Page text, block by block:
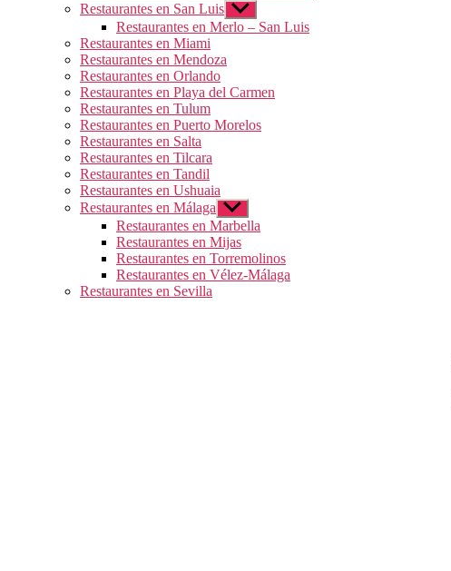
Restaurantes en San Luis Mostrar
el
submenú
Restaurantes en Merlo – San Luis
Restaurantes en Miami
Restaurantes en Mendoza
Restaurantes en Orlando
Restaurantes en Playa del Carmen
Restaurantes en Tulum
Restaurantes en Puerto Morelos
Restaurantes en Salta
Restaurantes en Tilcara
Restaurantes en Tandil
Restaurantes en Ushuaia
Restaurantes en Málaga Mostrar
el
submenú
Restaurantes en Marbella
Restaurantes en Mijas
Restaurantes en Torremolinos
Restaurantes en Vélez-Málaga
Restaurantes en Sevilla